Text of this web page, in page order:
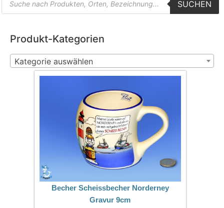
SUCHEN
Produkt-Kategorien
Kategorie auswählen
Becher Scheissbecher Norderney
Gravur 9cm